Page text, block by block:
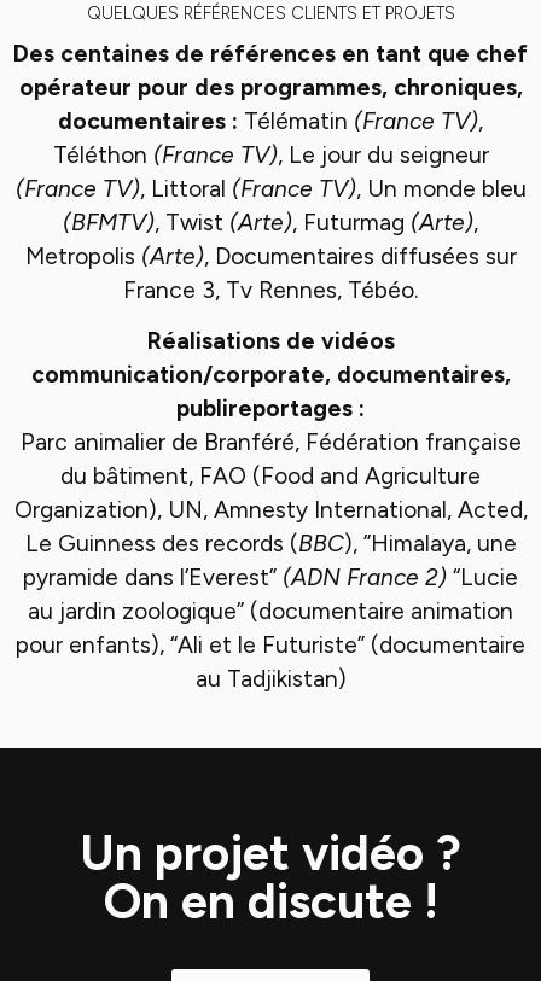
QUELQUES RÉFÉRENCES CLIENTS ET PROJETS
Des centaines de références en tant que chef
opérateur pour des programmes, chroniques,
documentaires : Télématin (France TV),
Téléthon (France TV), Le jour du seigneur
(France TV), Littoral (France TV), Un monde bleu
(BFMTV), Twist (Arte), Futurmag (Arte),
Metropolis (Arte), Documentaires diffusées sur
France 3, Tv Rennes, Tébéo.
Réalisations de vidéos
communication/corporate, documentaires,
publireportages :
Parc animalier de Branféré, Fédération française
du bâtiment, FAO (Food and Agriculture
Organization), UN, Amnesty International, Acted,
Le Guinness des records (BBC), ”Himalaya, une
pyramide dans l’Everest” (ADN France 2) “Lucie
au jardin zoologique” (documentaire animation
pour enfants), “Ali et le Futuriste” (documentaire
au Tadjikistan)
Un projet vidéo ?
On en discute !